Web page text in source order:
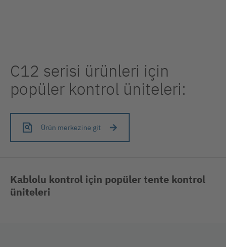
C12 serisi ürünleri için
popüler kontrol üniteleri:
Ürün merkezine git
Kablolu kontrol için popüler tente kontrol
üniteleri